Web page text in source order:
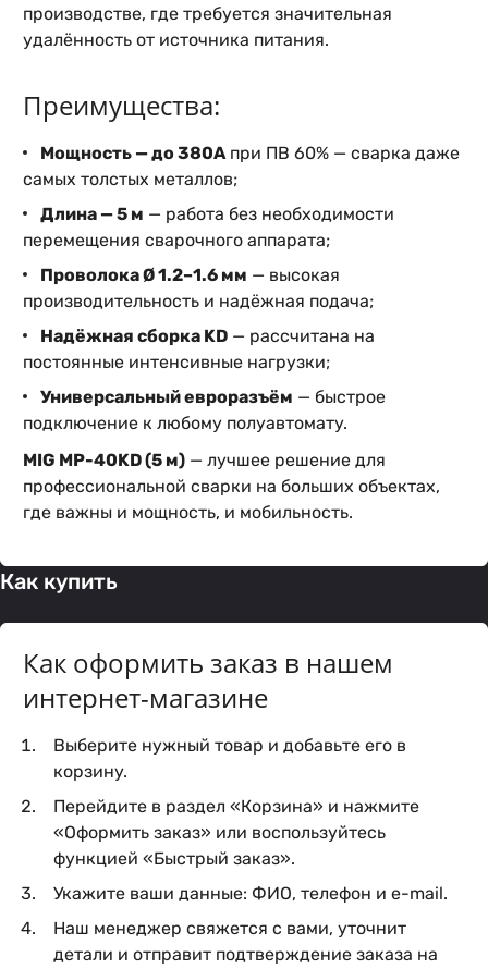
производстве, где требуется значительная
удалённость от источника питания.
Преимущества:
Мощность — до 380Апри ПВ 60% — сварка даже
самых толстых металлов;
Длина — 5 м — работа без необходимости
перемещения сварочного аппарата;
Проволока Ø 1.2–1.6 мм — высокая
производительность и надёжная подача;
Надёжная сборка KD — рассчитана на
постоянные интенсивные нагрузки;
Универсальный евроразъём — быстрое
подключение к любому полуавтомату.
MIG MP-40KD (5 м) — лучшее решение для
профессиональной сварки на больших объектах,
где важны и мощность, и мобильность.
Как купить
Как оформить заказ в нашем
интернет-магазине
Выберите нужный товар и добавьте его в
корзину.
Перейдите в раздел «Корзина» и нажмите
«Оформить заказ» или воспользуйтесь
функцией «Быстрый заказ».
Укажите ваши данные: ФИО, телефон и e-mail.
Наш менеджер свяжется с вами, уточнит
детали и отправит подтверждение заказа на